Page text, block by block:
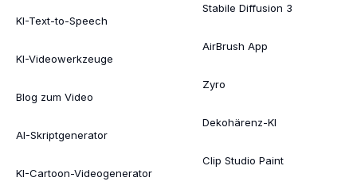
KI-Text-to-Speech
KI-Videowerkzeuge
Blog zum Video
AI-Skriptgenerator
KI-Cartoon-Videogenerator
Stabile Diffusion 3
AirBrush App
Zyro
Dekohärenz-KI
Clip Studio Paint